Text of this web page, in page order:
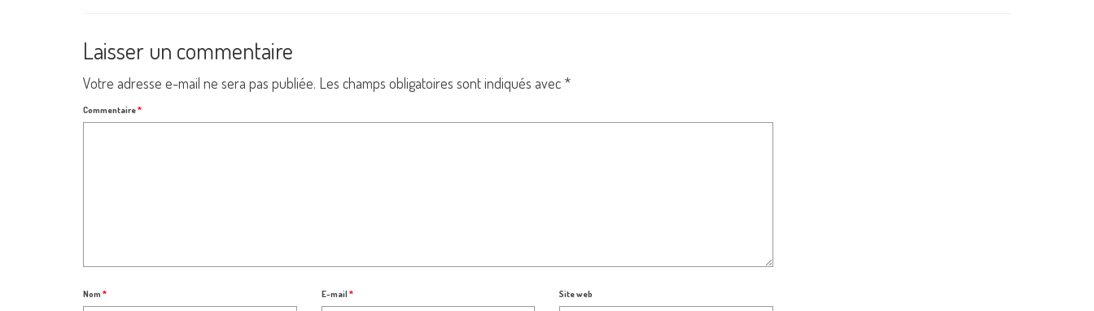
Laisser un commentaire
Votre adresse e-mail ne sera pas publiée. Les champs obligatoires sont indiqués avec *
Commentaire*
Nom * E-mail* Site web